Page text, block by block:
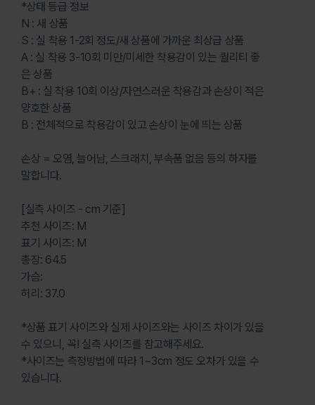
*상태 등급 정보
N : 새 상품
S : 실 착용 1-2회 정도/새 상품에 가까운 최상급 상품
A : 실 착용 3-10회 미만/미세한 착용감이 있는 퀄리티 좋
은 상품
B+ : 실 착용 10회 이상/자연스러운 착용감과 손상이 적은
양호한 상품
B : 전체적으로 착용감이 있고 손상이 눈에 띄는 상품
손상 = 오염, 늘어남, 스크래치, 부속품 없음 등의 하자를
말합니다.
[실측 사이즈 - cm 기준]
추천 사이즈: M
표기 사이즈: M
총장: 64.5
가슴:
허리: 37.0
*상품 표기 사이즈와 실제 사이즈와는 사이즈 차이가 있을
수 있으니, 꼭! 실측 사이즈를 참고해주세요.
*사이즈는 측정방법에 따라 1~3cm 정도 오차가 있을 수
있습니다.